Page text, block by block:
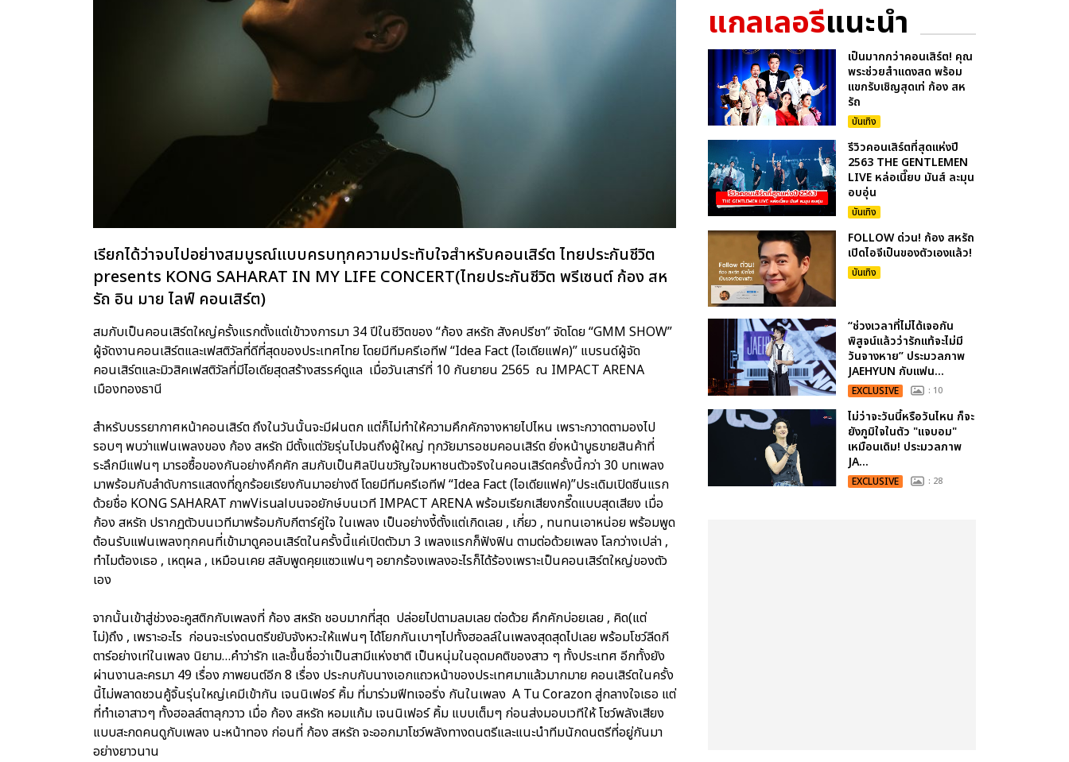
เรียกได้ว่าจบไปอย่างสมบูรณ์แบบครบทุกความประทับใจสำหรับคอนเสิร์ต ไทยประกันชีวิต
presents KONG SAHARAT IN MY LIFE CONCERT(ไทยประกันชีวิต พรีเซนต์ ก้อง สห
รัถ อิน มาย ไลฟ์ คอนเสิร์ต)
สมกับเป็นคอนเสิร์ตใหญ่ครั้งแรกตั้งแต่เข้าวงการมา 34 ปีในชีวิตของ “ก้อง สหรัถ สังคปรีชา” จัดโดย “GMM SHOW”
ผู้จัดงานคอนเสิร์ตและเฟสติวัลที่ดีที่สุดของประเทศไทย โดยมีทีมครีเอทีฟ “Idea Fact (ไอเดียแฟค)” แบรนด์ผู้จัด
คอนเสิร์ตและมิวสิคเฟสติวัลที่มีไอเดียสุดสร้างสรรค์ดูแล เมื่อวันเสาร์ที่ 10 กันยายน 2565 ณ IMPACT ARENA
เมืองทองธานี
สำหรับบรรยากาศหน้าคอนเสิร์ต ถึงในวันนั้นจะมีฝนตก แต่ก็ไม่ทำให้ความคึกคักจางหายไปไหน เพราะกวาดตามองไป
รอบๆ พบว่าแฟนเพลงของ ก้อง สหรัถ มีตั้งแต่วัยรุ่นไปจนถึงผู้ใหญ่ ทุกวัยมารอชมคอนเสิร์ต ยิ่งหน้าบูธขายสินค้าที่
ระลึกมีแฟนๆ มารอซื้อของกันอย่างคึกคัก สมกับเป็นศิลปินขวัญใจมหาชนตัวจริงในคอนเสิร์ตครั้งนี้กว่า 30 บทเพลง
มาพร้อมกับลำดับการแสดงที่ถูกร้อยเรียงกันมาอย่างดี โดยมีทีมครีเอทีฟ “Idea Fact (ไอเดียแฟค)”ประเดิมเปิดซีนแรก
ด้วยชื่อ KONG SAHARAT ภาพVisualบนจอยักษ์บนเวที IMPACT ARENA พร้อมเรียกเสียงกรี๊ดแบบสุดเสียง เมื่อ
ก้อง สหรัถ ปรากฏตัวบนเวทีมาพร้อมกับกีตาร์คู่ใจ ในเพลง เป็นอย่างงี้ตั้งแต่เกิดเลย , เกี่ยว , ทนทนเอาหน่อย พร้อมพูด
ต้อนรับแฟนเพลงทุกคนที่เข้ามาดูคอนเสิร์ตในครั้งนี้แค่เปิดตัวมา 3 เพลงแรกก็ฟังฟิน ตามต่อด้วยเพลง โลกว่างเปล่า ,
ทำไมต้องเธอ , เหตุผล , เหมือนเคย สลับพูดคุยแซวแฟนๆ อยากร้องเพลงอะไรก็ได้ร้องเพราะเป็นคอนเสิร์ตใหญ่ของตัว
เอง
จากนั้นเข้าสู่ช่วงอะคูสติกกับเพลงที่ ก้อง สหรัถ ชอบมากที่สุด ปล่อยไปตามลมเลย ต่อด้วย คึกคักบ่อยเลย , คิด(แต่
ไม่)ถึง , เพราะอะไร ก่อนจะเร่งดนตรีขยับจังหวะให้แฟนๆ ได้โยกกันเบาๆไปทั้งฮอลล์ในเพลงสุดสุดไปเลย พร้อมโชว์ลีดกี
ตาร์อย่างเท่ในเพลง นิยาม…คำว่ารัก และขึ้นชื่อว่าเป็นสามีแห่งชาติ เป็นหนุ่มในอุดมคติของสาว ๆ ทั้งประเทศ อีกทั้งยัง
ผ่านงานละครมา 49 เรื่อง ภาพยนต์อีก 8 เรื่อง ประกบกับนางเอกแถวหน้าของประเทศมาแล้วมากมาย คอนเสิร์ตในครั้ง
นี้ไม่พลาดชวนคู้จิ้นรุ่นใหญ่เคมีเข้ากัน เจนนิเฟอร์ คิ้ม ที่มาร่วมฟีทเจอริ่ง กันในเพลง A Tu Corazon สู่กลางใจเธอ แต่
ที่ทำเอาสาวๆ ทั้งฮอลล์ตาลุกวาว เมื่อ ก้อง สหรัถ หอมแก้ม เจนนิเฟอร์ คิ้ม แบบเต็มๆ ก่อนส่งมอบเวทีให้ โชว์พลังเสียง
แบบสะกดคนดูกับเพลง นะหน้าทอง ก่อนที่ ก้อง สหรัถ จะออกมาโชว์พลังทางดนตรีและแนะนำทีมนักดนตรีที่อยู่กันมา
อย่างยาวนาน
แกลเลอรีแนะนำ
เป็นมากกว่าคอนเสิร์ต! คุณ
พระช่วยสำแดงสด พร้อม
แขกรับเชิญสุดเท่ ก้อง สห
รัถ
บันเทิง
รีวิวคอนเสิร์ตที่สุดแห่งปี
2563 THE GENTLEMEN
LIVE หล่อเนี๊ยบ มันส์ ละมุน
อบอุ่น
บันเทิง
FOLLOW ด่วน! ก้อง สหรัถ
เปิดไอจีเป็นของตัวเองแล้ว!
บันเทิง
“ช่วงเวลาที่ไม่ได้เจอกัน
พิสูจน์แล้วว่ารักแท้จะไม่มี
วันจางหาย” ประมวลภาพ
JAEHYUN กับแฟน...
EXCLUSIVE : 10
ไม่ว่าจะวันนี้หรือวันไหน ก็จะ
ยังภูมิใจในตัว "แจบอม"
เหมือนเดิม! ประมวลภาพ
JA...
EXCLUSIVE : 28